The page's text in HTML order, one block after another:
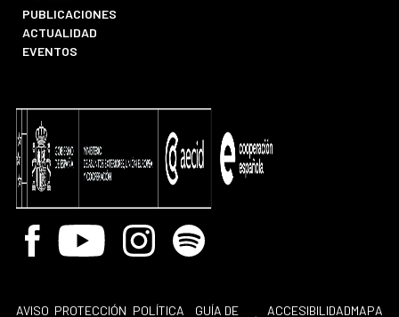
PUBLICACIONES
ACTUALIDAD
EVENTOS
Facebook
Youtube InstagramSpotify
AVISO PROTECCIÓN POLÍTICA
GUÍA DE
ACCESIBILIDADMAPA